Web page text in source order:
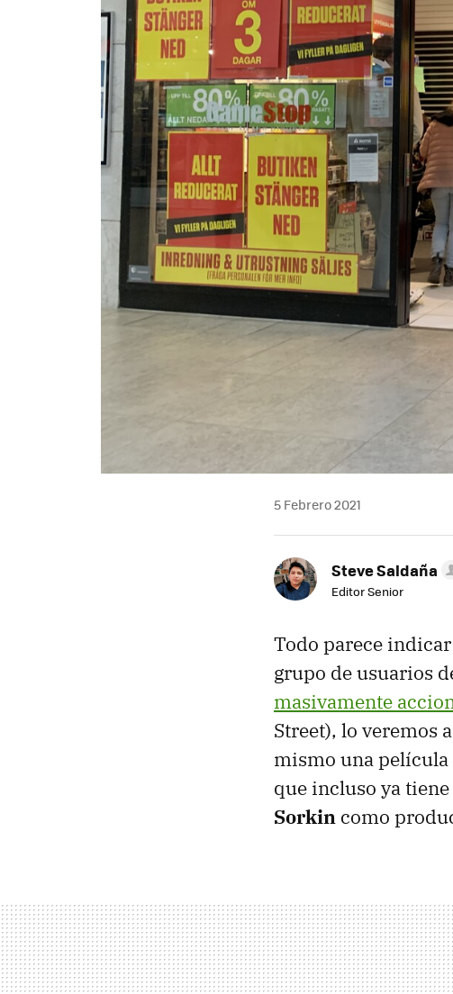
5 Febrero 2021
Steve Saldaña
Editor Senior
Todo parece
grupo de usuarios
masivamente
Street), lo veremos
mismo una
que incluso ya
Sorkin como